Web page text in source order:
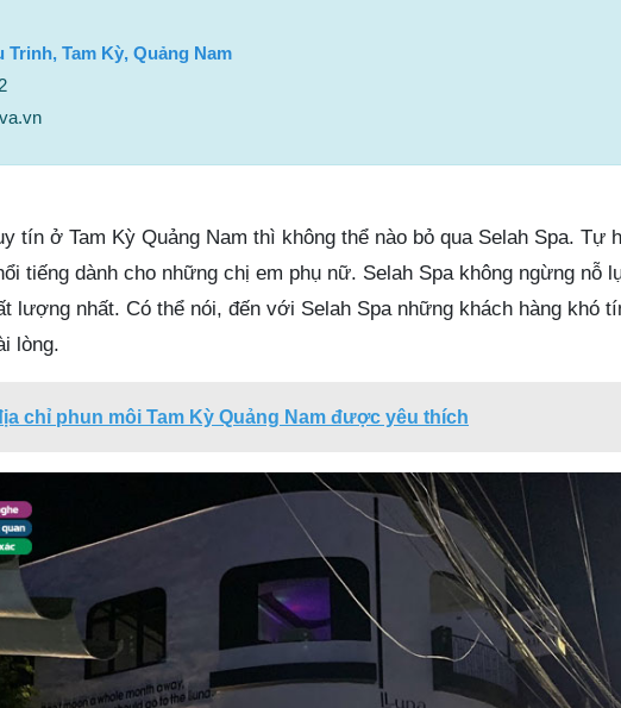
Trinh, Tam Kỳ, Quảng Nam
tín ở Tam Kỳ Quảng Nam thì không thể nào bỏ qua Selah Spa. Tự
tiếng dành cho những chị em phụ nữ. Selah Spa không ngừng nỗ
lượng nhất. Có thể nói, đến với Selah Spa những khách hàng khó
lòng.
chỉ phun môi Tam Kỳ Quảng Nam được yêu thích